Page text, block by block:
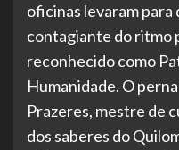
oficinas levaram para
contagiante do ritmo
reconhecido como
Humanidade. O
Prazeres, mestre de
dos saberes do